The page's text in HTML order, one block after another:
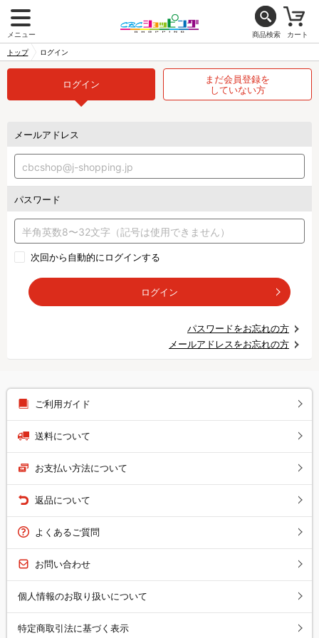
メニュー 商品検索 カート
トップ ログイン
ログイン
まだ会員登録を
していない方
メールアドレス
パスワード
次回から自動的にログインする
ログイン
パスワードをお忘れの方
メールアドレスをお忘れの方
ご利用ガイド
送料について
お支払い方法について
返品について
よくあるご質問
お問い合わせ
個人情報のお取り扱いについて
特定商取引法に基づく表示